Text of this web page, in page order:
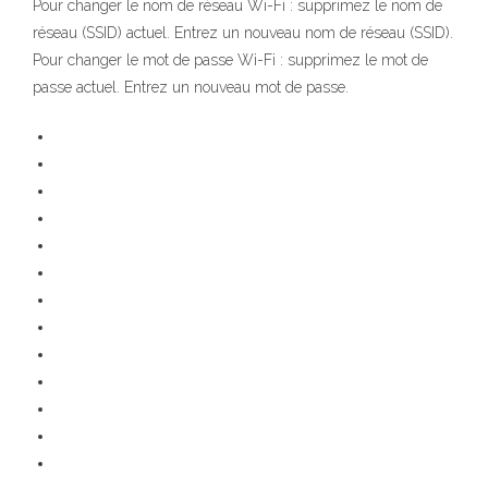
Pour changer le nom de réseau Wi-Fi : supprimez le nom de
réseau (SSID) actuel. Entrez un nouveau nom de réseau (SSID).
Pour changer le mot de passe Wi-Fi : supprimez le mot de
passe actuel. Entrez un nouveau mot de passe.